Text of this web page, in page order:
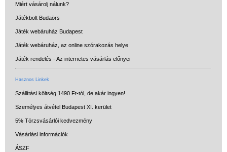
Miért vásárolj nálunk?
Játékbolt Budaörs
Játék webáruház Budapest
Játék webáruház, az online szórakozás helye
Játék rendelés - Az internetes vásárlás előnyei
Hasznos Linkek
Szállítási költség 1490 Ft-tól, de akár ingyen!
Személyes átvétel Budapest XI. kerület
5% Törzsvásárlói kedvezmény
Vásárlási információk
ÁSZF